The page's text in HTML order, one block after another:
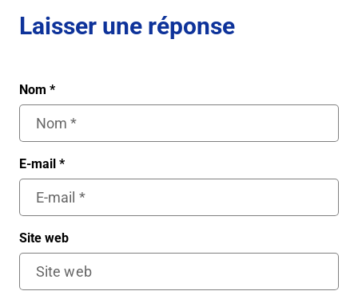
Laisser une réponse
Nom *
E-mail *
Site web